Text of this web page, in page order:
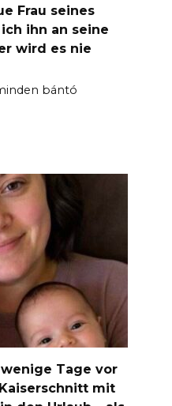
Frau seines
ihn an seine
wird es nie
bántó
Tage vor
mit